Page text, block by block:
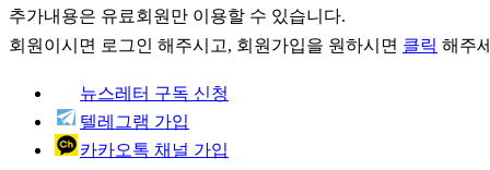
추가내용은 유료회원만 이용할 수 있습니다.
회원이시면 로그인 해주시고, 회원가입을 원하시면 클릭 해주
뉴스레터 구독 신청
텔레그램 가입
카카오톡 채널 가입